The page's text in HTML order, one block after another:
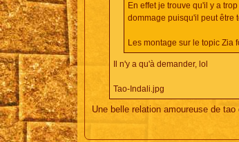
En effet je trouve qu'il y a
dommage puisqu'il peut être
Les montage sur le topic Zia
Il n'y a qu'à demander, lol
Tao-Indali.jpg
Une belle relation amoureuse de tao